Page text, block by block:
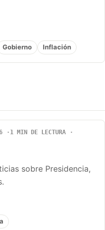
Gobierno Inflación
1 MIN DE LECTURA
sobre Presidencia,